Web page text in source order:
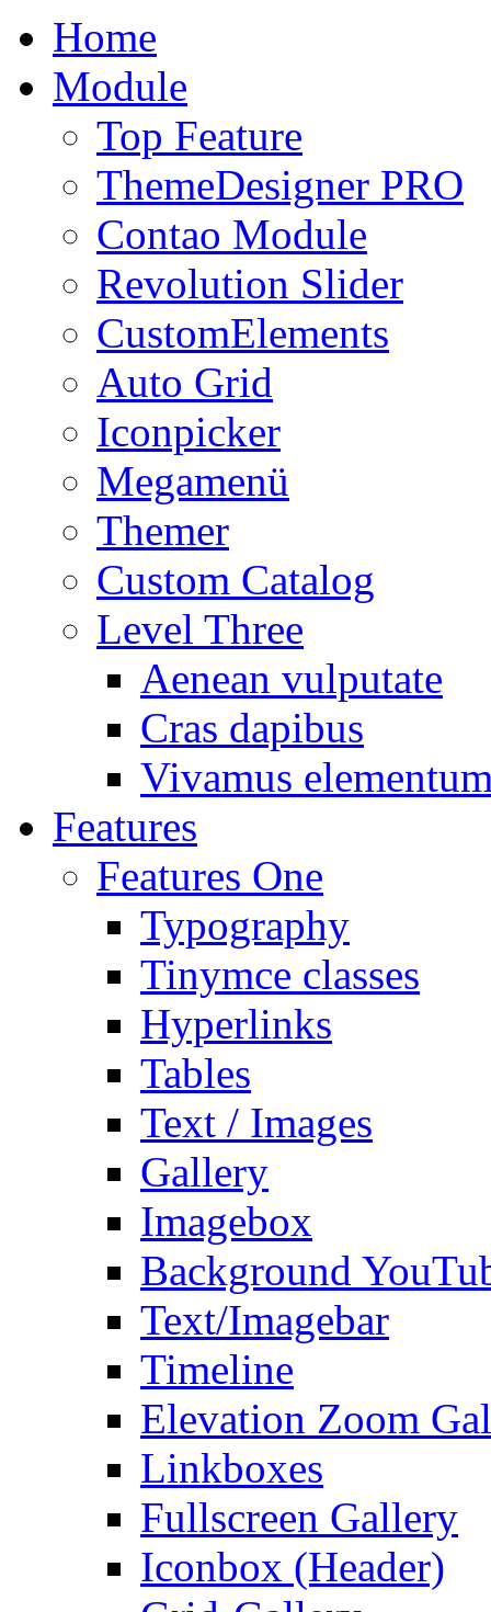
Home
Module
Top Feature
ThemeDesigner PRO
Contao Module
Revolution Slider
CustomElements
Auto Grid
Iconpicker
Megamenü
Themer
Custom Catalog
Level Three
Aenean vulputate
Cras dapibus
Vivamus
Features
Features One
Typography
Tinymce classes
Hyperlinks
Tables
Text / Images
Gallery
Imagebox
Background
Text/Imagebar
Timeline
Elevation Zoom
Linkboxes
Fullscreen Gallery
Iconbox (Header)